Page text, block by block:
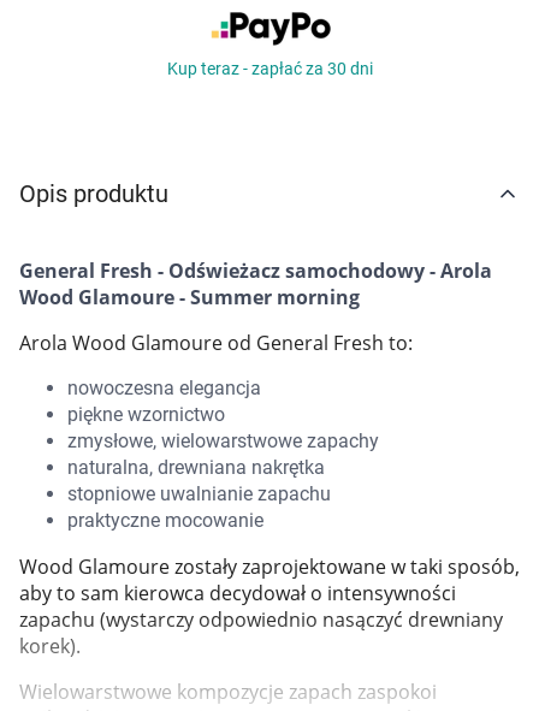
Marki
Kup teraz - zapłać za 30 dni
Opis produktu
General Fresh - Odświeżacz samochodowy - Arola
Wood Glamoure - Summer morning
Arola Wood Glamoure od General Fresh to:
nowoczesna elegancja
piękne wzornictwo
zmysłowe, wielowarstwowe zapachy
naturalna, drewniana nakrętka
stopniowe uwalnianie zapachu
praktyczne mocowanie
Wood Glamoure zostały zaprojektowane w taki sposób,
aby to sam kierowca decydował o intensywności
zapachu (wystarczy odpowiednio nasączyć drewniany
korek).
Wielowarstwowe kompozycje zapach zaspokoi